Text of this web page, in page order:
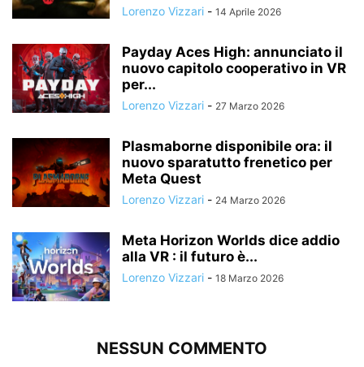
Lorenzo Vizzari - 14 Aprile 2026
Payday Aces High: annunciato il
nuovo capitolo cooperativo in VR
per...
Lorenzo Vizzari - 27 Marzo 2026
Plasmaborne disponibile ora: il
nuovo sparatutto frenetico per
Meta Quest
Lorenzo Vizzari - 24 Marzo 2026
Meta Horizon Worlds dice addio
alla VR : il futuro è...
Lorenzo Vizzari - 18 Marzo 2026
NESSUN COMMENTO